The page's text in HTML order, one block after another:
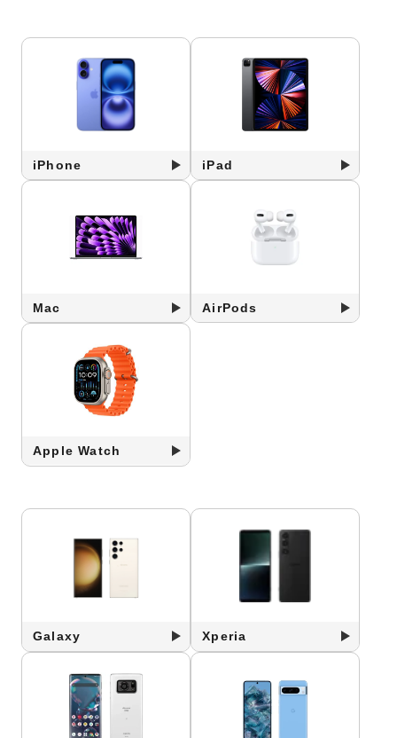
iPhone iPad
Mac AirPods
Apple Watch
Galaxy Xperia